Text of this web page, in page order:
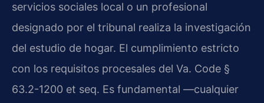
servicios sociales local o un profesional
designado por el tribunal realiza la investigación
del estudio de hogar. El cumplimiento estricto
con los requisitos procesales del Va. Code §
63.2-1200 et seq. Es fundamental —cualquier